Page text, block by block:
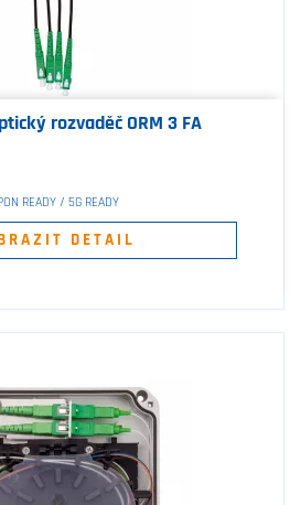
rozvaděč ORM 3 FA
READY / 5G READY
DETAIL